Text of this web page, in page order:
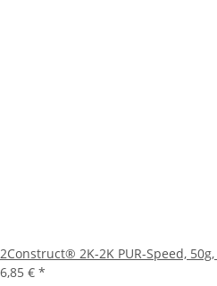
2Construct® 2K-2K PUR-Speed,
6,85 € *